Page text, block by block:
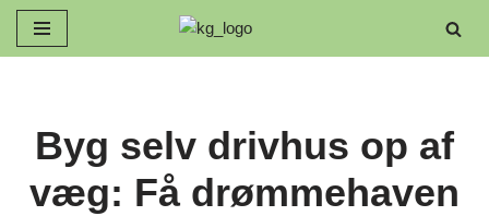
Spring
Byg selv drivhus op af
væg: Få drømmehaven